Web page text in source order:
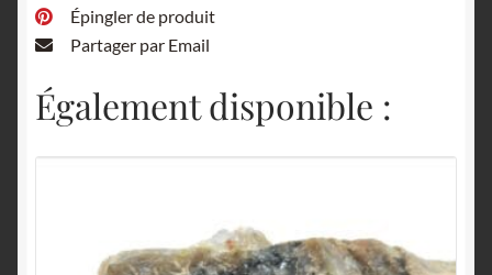
Épingler de produit
Partager par Email
Également disponible :